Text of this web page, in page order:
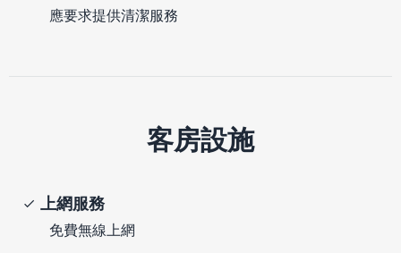
應要求提供清潔服務
客房設施
上網服務
免費無線上網